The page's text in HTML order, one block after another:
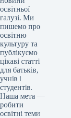
освітньої
галузі. Ми
пишемо про
освітню
культуру та
публікуємо
цікаві статті
для батьків,
учнів і
студентів.
Наша мета —
робити
освітні теми